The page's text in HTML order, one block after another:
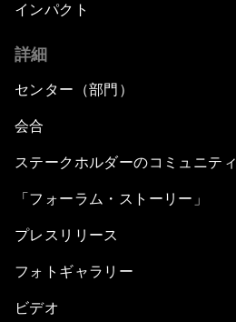
インパクト
詳細
センター（部門）
会合
ステークホルダーのコミュニティ
「フォーラム・ストーリー」
プレスリリース
フォトギャラリー
ビデオ